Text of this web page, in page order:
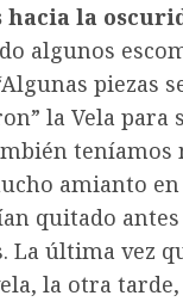
hacia la
algunos
piezas
la Vela para
teníamos
amianto en
quitado antes
La última vez
la otra tarde,